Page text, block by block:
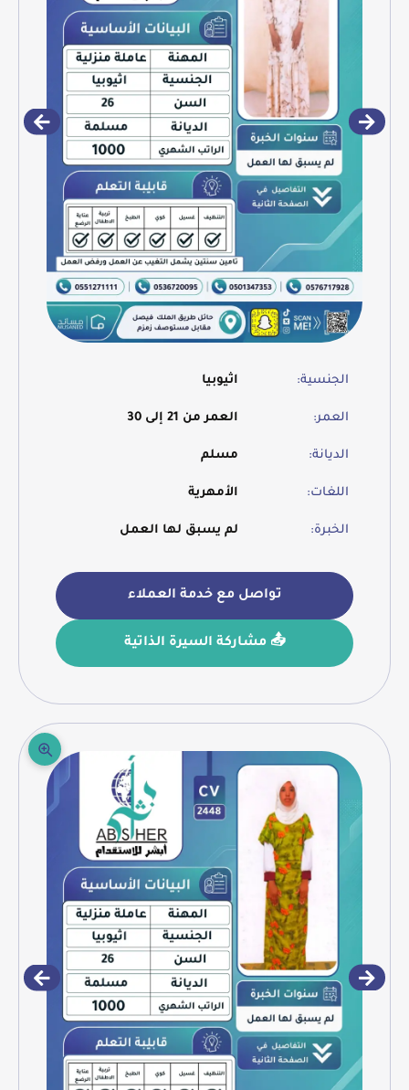
الجنسية: اثيوبيا
العمر: العمر من 21 إلى 30
الديانة: مسلم
اللغات: الأمهرية
الخبرة: لم يسبق لها العمل
تواصل مع خدمة العملاء
📤 مشاركة السيرة الذاتية